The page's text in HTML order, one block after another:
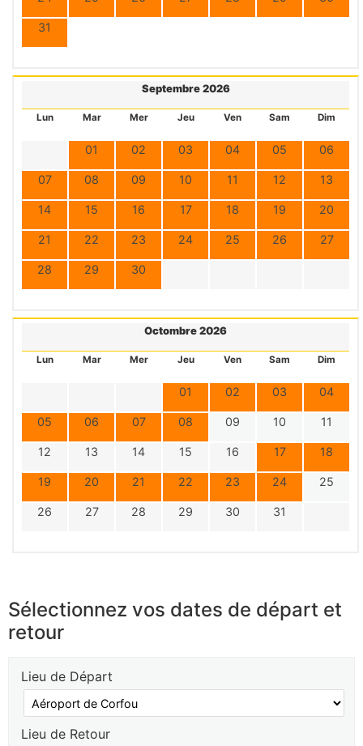
31
Septembre 2026
Lun Mar Mer Jeu Ven Sam Dim
01 02 03 04 05 06
07 08 09 10 11 12 13
14 15 16 17 18 19 20
21 22 23 24 25 26 27
28 29 30
Octombre 2026
Lun Mar Mer Jeu Ven Sam Dim
01 02 03 04
05 06 07 08 09 10 11
12 13 14 15 16 17 18
19 20 21 22 23 24 25
26 27 28 29 30 31
Sélectionnez vos dates de départ et
retour
Lieu de Départ
Lieu de Retour